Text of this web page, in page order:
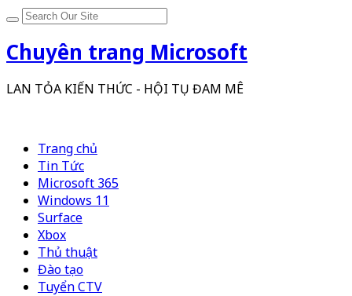
Chuyên trang Microsoft
LAN TỎA KIẾN THỨC - HỘI TỤ ĐAM MÊ
Trang chủ
Tin Tức
Microsoft 365
Windows 11
Surface
Xbox
Thủ thuật
Đào tạo
Tuyển CTV